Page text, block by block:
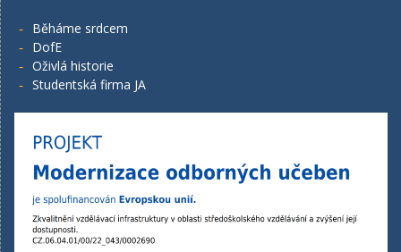
Běháme srdcem
DofE
Oživlá historie
Studentská firma JA